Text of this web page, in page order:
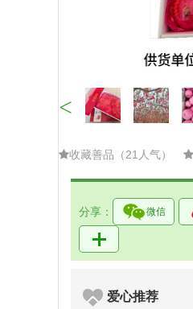
<
收藏善品（21人气）
分享： 微信
爱心推荐